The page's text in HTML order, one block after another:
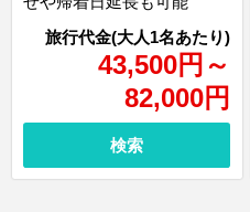
43,500円 ～
82,000円
検索